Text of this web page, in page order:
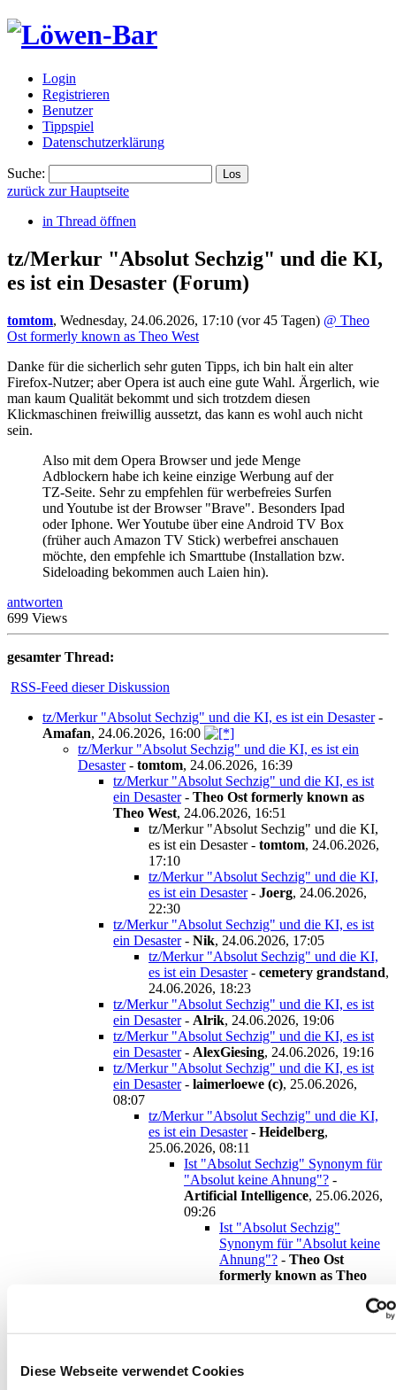
Diese Webseite verwendet Cookies
Login
Registrieren
Benutzer
Tippspiel
Datenschutzerklärung
Suche:
zurück zur Hauptseite
in Thread öffnen
tz/Merkur "Absolut Sechzig" und die KI,
es ist ein Desaster (Forum)
tomtom, Wednesday, 24.06.2026, 17:10 (vor 45 Tagen) @ Theo
Ost formerly known as Theo West
Danke für die sicherlich sehr guten Tipps, ich bin halt ein alter
Firefox-Nutzer; aber Opera ist auch eine gute Wahl. Ärgerlich, wie
man kaum Qualität bekommt und sich trotzdem diesen
Klickmaschinen freiwillig aussetzt, das kann es wohl auch nicht
sein.
Also mit dem Opera Browser und jede Menge
Adblockern habe ich keine einzige Werbung auf der
TZ-Seite. Sehr zu empfehlen für werbefreies Surfen
und Youtube ist der Browser "Brave". Besonders Ipad
oder Iphone. Wer Youtube über eine Android TV Box
(früher auch Amazon TV Stick) werbefrei anschauen
möchte, den empfehle ich Smarttube (Installation bzw.
Sideloading bekommen auch Laien hin).
antworten
699 Views
gesamter Thread:
RSS-Feed dieser Diskussion
tz/Merkur "Absolut Sechzig" und die KI, es ist ein Desaster-
Amafan, 24.06.2026, 16:00
tz/Merkur "Absolut Sechzig" und die KI, es ist ein
Desaster- tomtom, 24.06.2026, 16:39
tz/Merkur "Absolut Sechzig" und die KI, es ist
ein Desaster- Theo Ost formerly known as
Theo West, 24.06.2026, 16:51
tz/Merkur "Absolut Sechzig" und die KI,
es ist ein Desaster- tomtom, 24.06.2026,
17:10
tz/Merkur "Absolut Sechzig" und die KI,
es ist ein Desaster- Joerg, 24.06.2026,
22:30
tz/Merkur "Absolut Sechzig" und die KI, es ist
ein Desaster- Nik, 24.06.2026, 17:05
tz/Merkur "Absolut Sechzig" und die KI,
es ist ein Desaster- cemetery grandstand,
24.06.2026, 18:23
tz/Merkur "Absolut Sechzig" und die KI, es ist
ein Desaster- Alrik, 24.06.2026, 19:06
tz/Merkur "Absolut Sechzig" und die KI, es ist
ein Desaster- AlexGiesing, 24.06.2026, 19:16
tz/Merkur "Absolut Sechzig" und die KI, es ist
ein Desaster- laimerloewe (c), 25.06.2026,
08:07
tz/Merkur "Absolut Sechzig" und die KI,
es ist ein Desaster- Heidelberg,
25.06.2026, 08:11
Ist "Absolut Sechzig" Synonym für
"Absolut keine Ahnung"? -
Artificial Intelligence, 25.06.2026,
09:26
Ist "Absolut Sechzig"
Synonym für "Absolut keine
Ahnung"? - Theo Ost
formerly known as Theo
Ist "Absolut Sechzig"
keine Ahnung"?-